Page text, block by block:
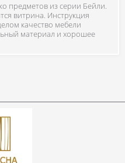
предметов из серии Бейли.
витрина. Инструкция
качество мебели
материал и хорошее